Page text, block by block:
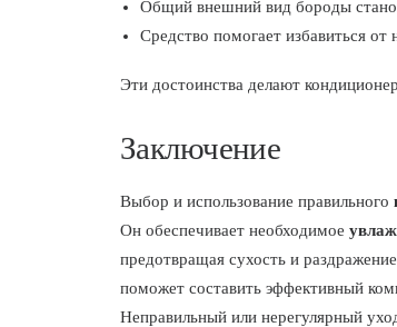
Общий внешний вид бороды
Средство помогает избавиться от
Эти достоинства делают
Заключение
Выбор и использование правильного
Он обеспечивает необходимое
предотвращая сухость и
поможет составить эффективный
Неправильный или нерегулярный